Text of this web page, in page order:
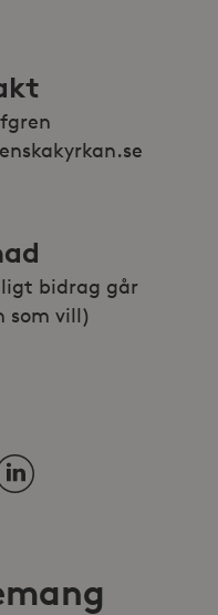
bidrag går
som vill)